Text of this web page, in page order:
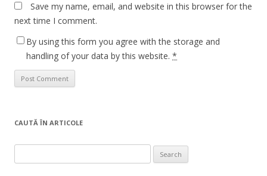
Save my name, email, and website in this browser for the
next time I comment.
By using this form you agree with the storage and
handling of your data by this website. *
CAUTĂ ÎN ARTICOLE
for: